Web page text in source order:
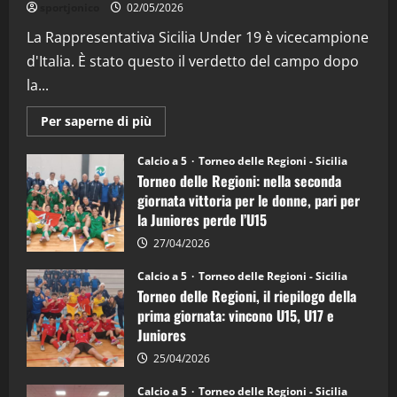
02/05/2026
La Rappresentativa Sicilia Under 19 è vicecampione
d'Italia. È stato questo il verdetto del campo dopo
la...
Per saperne di più
informazioni
Torneo
delle
Regioni
di
calcio
a
5:
la
Juniores
è
vicecampione
d’Italia
Calcio a 5 Torneo delle Regioni - Sicilia
Torneo delle Regioni: nella seconda
giornata vittoria per le donne, pari per
la Juniores perde l’U15
27/04/2026
Calcio a 5 Torneo delle Regioni - Sicilia
Torneo delle Regioni, il riepilogo della
prima giornata: vincono U15, U17 e
Juniores
25/04/2026
Calcio a 5 Torneo delle Regioni - Sicilia